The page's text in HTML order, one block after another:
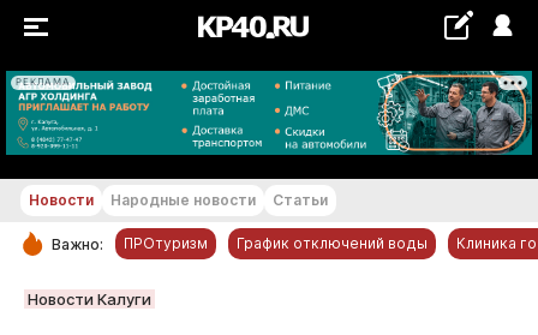
РЕКЛАМА
+23...+24 °С
РУБРИКИ
Новости Народные новости Статьи
Важно: ПРОтуризм График отключений воды Клиника
Новости Калуги